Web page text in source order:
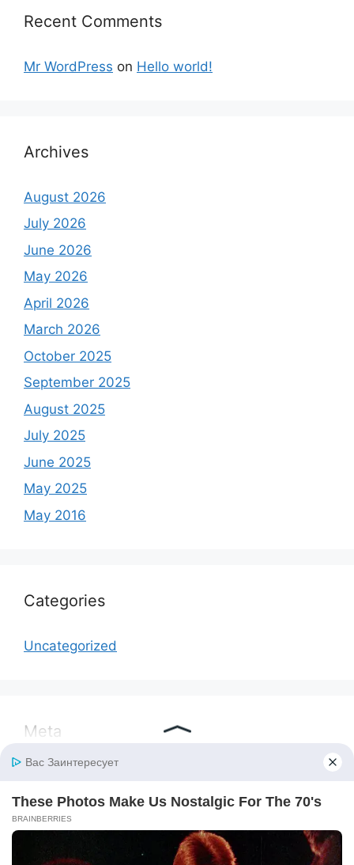
Recent Comments
Mr WordPress on Hello world!
Archives
August 2026
July 2026
June 2026
May 2026
April 2026
March 2026
October 2025
September 2025
August 2025
July 2025
June 2025
May 2025
May 2016
Categories
Uncategorized
Meta
Entries feed
Comments feed
WordPress.org